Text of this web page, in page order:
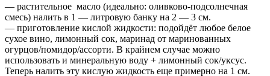
— растительное масло (идеально: оливково-подсолнечная
смесь) налить в 1 — литровую банку на 2 — 3 см.
— приготовление кислой жидкости: подойдёт любое белое
сухое вино, лимонный сок, маринад от маринованных
огурцов/помидор/ассорти. В крайнем случае можно
использовать и минеральную воду + лимонный сок/уксус.
Теперь налить эту кислую жидкость еще примерно на 1 см.